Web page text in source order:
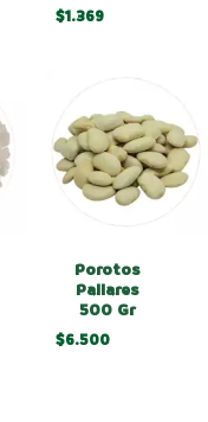
$1.369
Porotos
Pallares
500 Gr
$6.500